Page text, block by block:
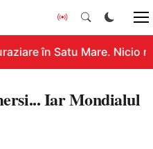
în Satu Mare. Nicio
Iar Mondialul